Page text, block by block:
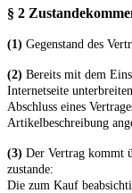
§ 2
(1) Gegenstand des
(2) Bereits mit dem
Internetseite
Abschluss eines
Artikelbeschreibung
(3) Der Vertrag kommt
zustande:
Die zum Kauf